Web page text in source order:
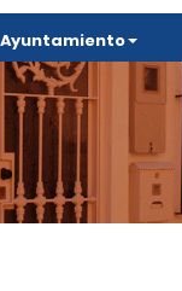
Ayuntamiento